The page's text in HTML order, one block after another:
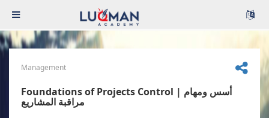
Management
Foundations of Projects Control | أسس ومهام
مراقبة المشاريع